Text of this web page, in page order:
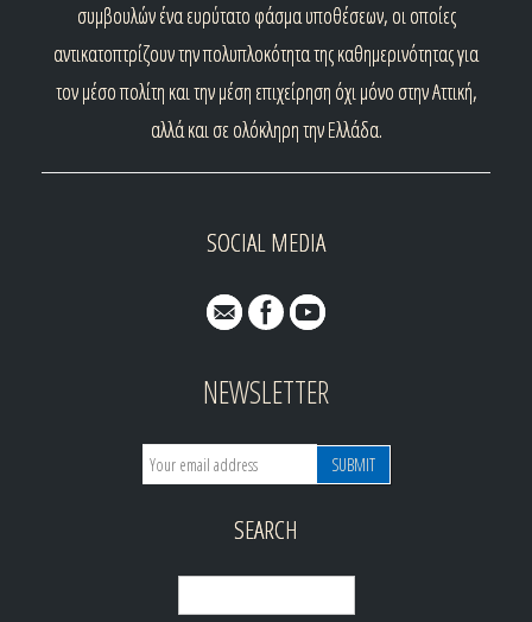
συμβουλών ένα ευρύτατο φάσμα υποθέσεων, οι οποίες
αντικατοπτρίζουν την πολυπλοκότητα της καθημερινότητας για
τον μέσο πολίτη και την μέση επιχείρηση όχι μόνο στην Αττική,
αλλά και σε ολόκληρη την Ελλάδα.
SOCIAL MEDIA
NEWSLETTER
SEARCH